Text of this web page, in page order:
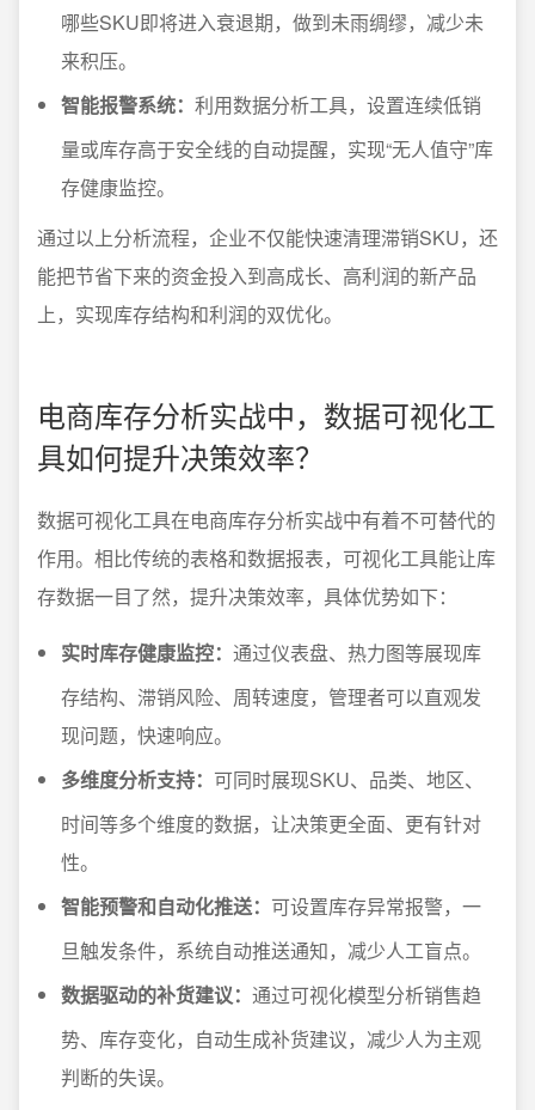
哪些SKU即将进入衰退期，做到未雨绸缪，减少未
来积压。
智能报警系统： 利用数据分析工具，设置连续低销
量或库存高于安全线的自动提醒，实现“无人值守”库
存健康监控。
通过以上分析流程，企业不仅能快速清理滞销SKU，还
能把节省下来的资金投入到高成长、高利润的新产品
上，实现库存结构和利润的双优化。
电商库存分析实战中，数据可视化工
具如何提升决策效率？
数据可视化工具在电商库存分析实战中有着不可替代的
作用。相比传统的表格和数据报表，可视化工具能让库
存数据一目了然，提升决策效率，具体优势如下：
实时库存健康监控： 通过仪表盘、热力图等展现库
存结构、滞销风险、周转速度，管理者可以直观发
现问题，快速响应。
多维度分析支持： 可同时展现SKU、品类、地区、
时间等多个维度的数据，让决策更全面、更有针对
性。
智能预警和自动化推送： 可设置库存异常报警，一
旦触发条件，系统自动推送通知，减少人工盲点。
数据驱动的补货建议： 通过可视化模型分析销售趋
势、库存变化，自动生成补货建议，减少人为主观
判断的失误。